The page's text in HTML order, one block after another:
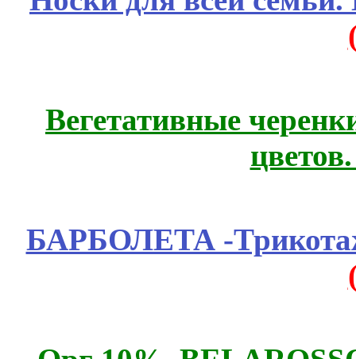
Вегетативные
БАРБОЛЕТА -